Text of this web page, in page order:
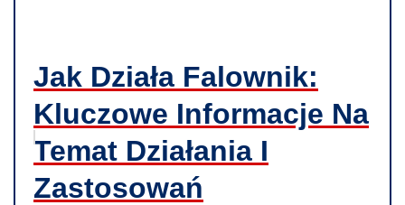
Jak Działa Falownik:
Kluczowe Informacje Na
Temat Działania I
Zastosowań